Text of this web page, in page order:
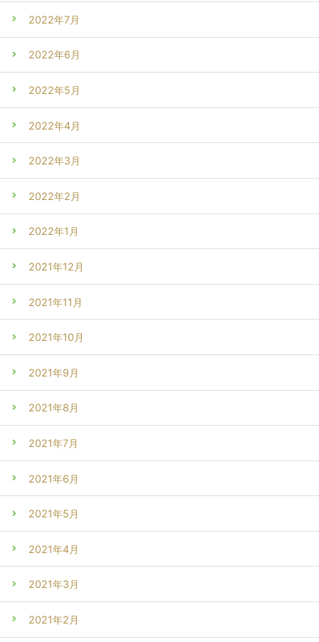
2022年7月
2022年6月
2022年5月
2022年4月
2022年3月
2022年2月
2022年1月
2021年12月
2021年11月
2021年10月
2021年9月
2021年8月
2021年7月
2021年6月
2021年5月
2021年4月
2021年3月
2021年2月